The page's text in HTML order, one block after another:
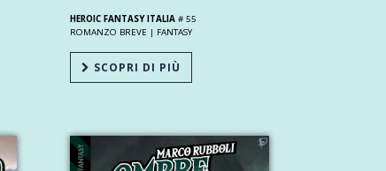
HEROIC FANTASY ITALIA # 55
ROMANZO BREVE | FANTASY
SCOPRI DI PIÙ